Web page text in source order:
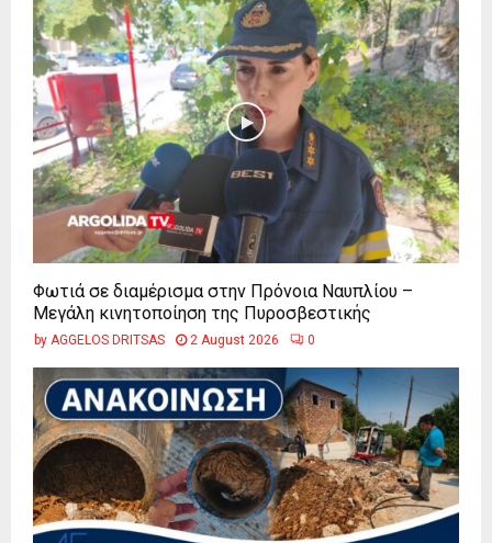
Φωτιά σε διαμέρισμα στην Πρόνοια Ναυπλίου –
Μεγάλη κινητοποίηση της Πυροσβεστικής
by AGGELOS DRITSAS 2 August 2026 0